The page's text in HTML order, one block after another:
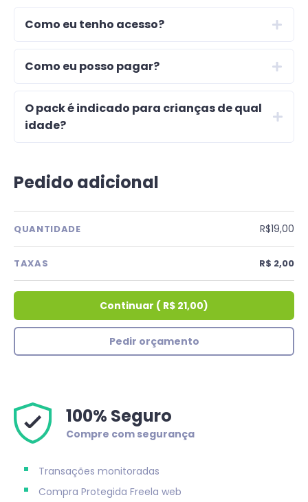
Como eu tenho acesso?
Como eu posso pagar?
O pack é indicado para crianças de qual
idade?
Pedido adicional
QUANTIDADE R$19,00
TAXAS R$ 2,00
Continuar ( R$ 21,00)
Pedir orçamento
100% Seguro
Compre com segurança
Transações monitoradas
Compra Protegida Freela web